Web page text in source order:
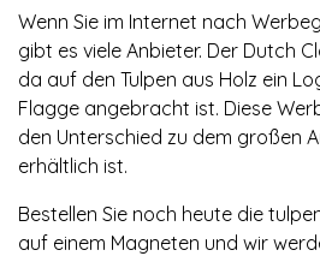
Wenn Sie im Internet nach
gibt es viele Anbieter. Der Dutch
da auf den Tulpen aus Holz ein
Flagge angebracht ist. Diese
den Unterschied zu dem großen
erhältlich ist.
Bestellen Sie noch heute die
auf einem Magneten und wir